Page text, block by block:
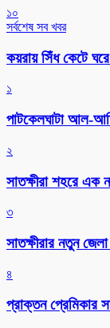
১০
সর্বশেষ সব খবর
কয়রায় সিঁধ কেটে
১
পাটকেলঘাটা আল-
২
সাতক্ষীরা শহরে এক
৩
সাতক্ষীরার নতুন
৪
প্রাক্তন প্রেমিকার